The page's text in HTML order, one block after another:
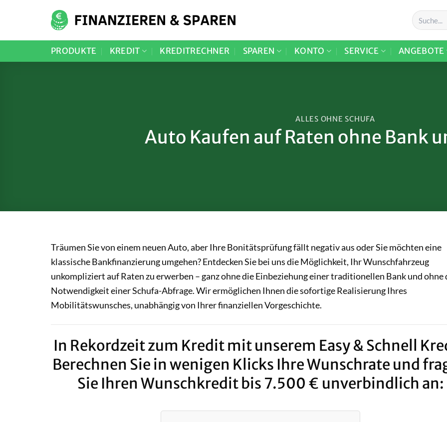
PRODUKTE KREDIT KREDITRECHNER SPAREN KONTO SERVICE ANGEBOTE
ALLES OHNE SCHUFA
Auto Kaufen auf Raten ohne Bank
Träumen Sie von einem neuen Auto, aber Ihre Bonitätsprüfung fällt negativ aus oder Sie möchten eine
klassische Bankfinanzierung umgehen? Entdecken Sie bei uns die Möglichkeit, Ihr Wunschfahrzeug
unkompliziert auf Raten zu erwerben – ganz ohne die Einbeziehung einer traditionellen Bank und ohne
Notwendigkeit einer Schufa-Abfrage. Wir ermöglichen Ihnen die sofortige Realisierung Ihres
Mobilitätswunsches, unabhängig von Ihrer finanziellen Vorgeschichte.
In Rekordzeit zum Kredit mit unserem Easy & Schnell
Berechnen Sie in wenigen Klicks Ihre Wunschrate und
Sie Ihren Wunschkredit bis 7.500 € unverbindlich an: